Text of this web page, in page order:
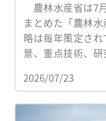
農林水産省は7
まとめた「農林
略は毎年策定さ
景、重点技術、
2026/07/23